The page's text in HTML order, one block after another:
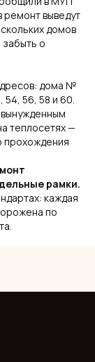
ремонт выведут
домов
забыть о
дома №
54, 56, 58 и 60.
теплосетях —
прохождения
рамки.
каждая
по